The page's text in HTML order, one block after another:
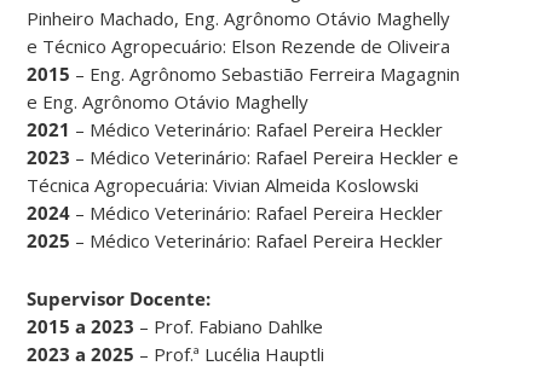
Pinheiro Machado, Eng. Agrônomo Otávio Maghelly
e Técnico Agropecuário: Elson Rezende de Oliveira
2015 – Eng. Agrônomo Sebastião Ferreira Magagnin
e Eng. Agrônomo Otávio Maghelly
2021 – Médico Veterinário: Rafael Pereira Heckler
2023 – Médico Veterinário: Rafael Pereira Heckler e
Técnica Agropecuária: Vivian Almeida Koslowski
2024 – Médico Veterinário: Rafael Pereira Heckler
2025 – Médico Veterinário: Rafael Pereira Heckler
Supervisor Docente:
2015 a 2023 – Prof. Fabiano Dahlke
2023 a 2025 – Prof.ª Lucélia Hauptli